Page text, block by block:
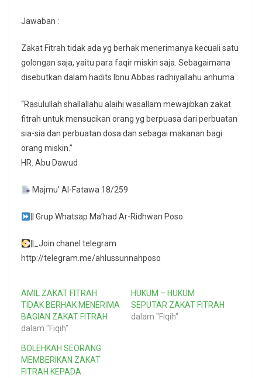
Jawaban :
Zakat Fitrah tidak ada yg berhak menerimanya kecuali satu
golongan saja, yaitu para faqir miskin saja. Sebagaimana
disebutkan dalam hadits Ibnu Abbas radhiyallahu anhuma :
“Rasulullah shallallahu alaihi wasallam mewajibkan zakat
fitrah untuk mensucikan orang yg berpuasa dari perbuatan
sia-sia dan perbuatan dosa dan sebagai makanan bagi
orang miskin.”
HR. Abu Dawud
Majmu’ Al-Fatawa 18/259
|| Grup Whatsap Ma’had Ar-Ridhwan Poso
||_Join chanel telegram
http://telegram.me/ahlussunnahposo
AMIL ZAKAT FITRAH
TIDAK BERHAK MENERIMA
BAGIAN ZAKAT FITRAH
dalam "Fiqih"
HUKUM – HUKUM
SEPUTAR ZAKAT FITRAH
dalam "Fiqih"
BOLEHKAH SEORANG
MEMBERIKAN ZAKAT
FITRAH KEPADA